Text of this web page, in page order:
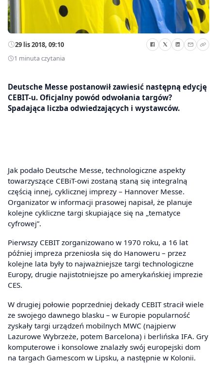
29 lis 2018, 09:10
1 minuta czytania
Deutsche Messe postanowił zawiesić następną edycję
CEBIT-u. Oficjalny powód odwołania targów?
Spadająca liczba odwiedzających i wystawców.
Jak podało Deutsche Messe, technologiczne aspekty
towarzyszące CEBiT-owi zostaną staną się integralną
częścią innej, cyklicznej imprezy – Hannover Messe.
Organizator w informacji prasowej napisał, że planuje
kolejne cykliczne targi skupiające się na „tematyce
cyfrowej”.
Pierwszy CEBIT zorganizowano w 1970 roku, a 16 lat
później impreza przeniosła się do Hanoweru – przez
kolejne lata były to najważniejsze targi technologiczne
Europy, drugie najistotniejsze po amerykańskiej imprezie
CES.
W drugiej połowie poprzedniej dekady CEBIT stracił wiele
ze swojego dawnego blasku – w Europie popularność
zyskały targi urządzeń mobilnych MWC (najpierw
Lazurowe Wybrzeże, potem Barcelona) i berlińska IFA. Gry
komputerowe i konsolowe znalazły swój europejski dom
na targach Gamescom w Lipsku, a następnie w Kolonii.